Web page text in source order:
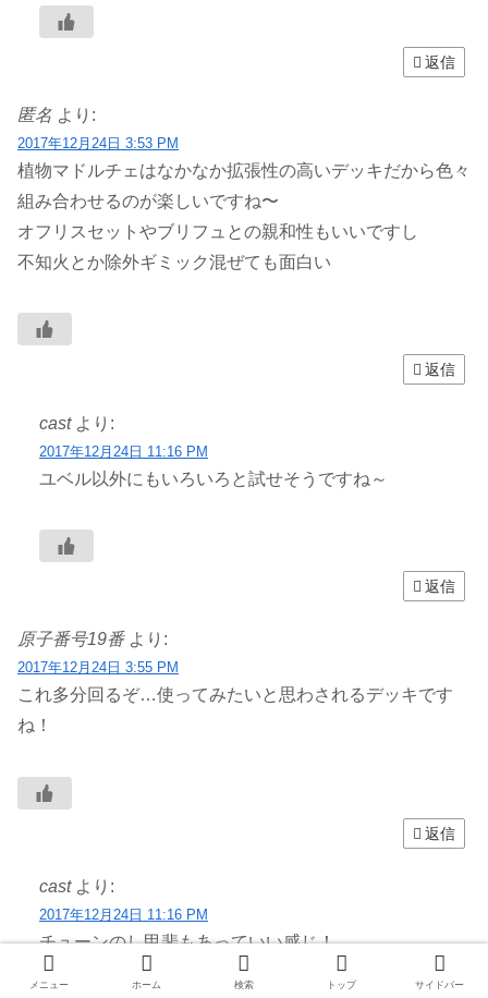
返信
匿名 より:
2017年12月24日 3:53 PM
植物マドルチェはなかなか拡張性の高いデッキだから色々
組み合わせるのが楽しいですね〜
オフリスセットやブリフュとの親和性もいいですし
不知火とか除外ギミック混ぜても面白い
返信
cast より:
2017年12月24日 11:16 PM
ユベル以外にもいろいろと試せそうですね～
返信
原子番号19番 より:
2017年12月24日 3:55 PM
これ多分回るぞ…使ってみたいと思わされるデッキです
ね！
返信
cast より:
2017年12月24日 11:16 PM
チューンのし甲斐もあっていい感じ！
メニュー ホーム 検索 トップ サイドバー